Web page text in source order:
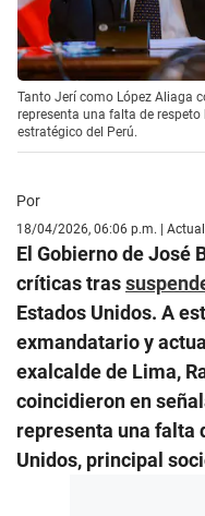
Tanto Jerí como López Aliaga
representa una falta de
estratégico del Perú.
Por
18/04/2026, 06:06 p.m. |
El Gobierno de José
críticas tras
Estados Unidos. A
exmandatario y
exalcalde de Lima,
coincidieron en
representa una falta
Unidos, principal